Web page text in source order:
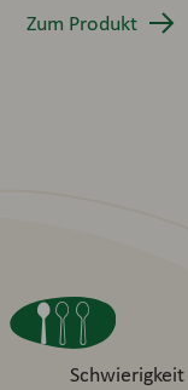
Zum Produkt
Schwierigkeit